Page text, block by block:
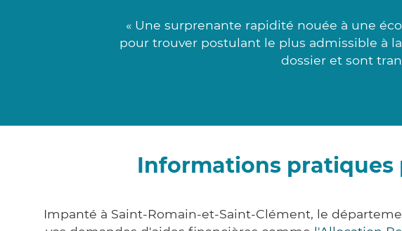
« Une surprenante rapidité nouée à une
pour trouver postulant le plus admissible à
dossier et sont
Informations pratiques
Impanté à Saint-Romain-et-Saint-Clément, le